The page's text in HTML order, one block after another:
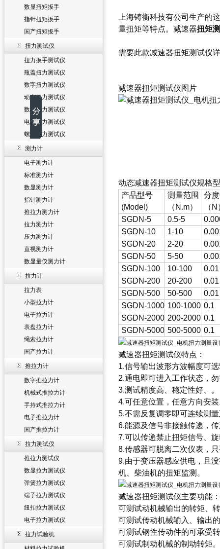
数显扭矩扳手
指针扭矩扳手
国产扭矩扳手
扭力测试仪
扭力扳手测试仪
瓶盖扭力测试仪
数字扭力测试仪
动态扭力测试仪
数显扭力测试仪
电批扭力测试仪
螺丝扭力测试仪
测力计
电子测力计
标准测力计
数显测力计
指针测力计
推拉力测力计
拉力测力计
压力测力计
直视测力计
数显量仪测力计
拉力计
拉力表
小型拉力计
电子拉力计
表盘拉力计
绳索拉力计
国产拉力计
推拉力计
数字推拉力计
机械式推拉力计
手持式推拉力计
电子推拉力计
国产推拉力计
拉力测试仪
推拉力测试仪
数显拉力测试仪
弹簧拉力测试仪
端子拉力测试仪
纽扣拉力测试仪
电子拉力测试仪
拉力试验机
上海铸衡科技有公司生产的
量扭矩等特点。 减速器扭矩
需要此款减速器扭矩测试仪
减速器扭矩测试仪图片
动态减速器扭矩测试仪规格
产品型号
(Model)
测量范围
（N.m）
分
（
SGDN-5
0.5-5
SGDN-10
1-10
SGDN-20
2-20
SGDN-50
5-50
SGDN-100
10-100
0.01
SGDN-200
20-200
0.01
SGDN-500
50-500
0.01
SGDN-1000 100-1000 0.1
SGDN-2000 200-2000 0.1
SGDN-5000 500-5000 0.1
减速器扭矩测试仪特点：
1.信号输出波形方波幅度可
2.通电即可进入工作状态，
3.测试精度高、稳定性好、。
4.可任意位置，任意方向安
5.不需反复调零即可连续测
6.能源及信号非接触传递，
7.可以传递禁止扭矩信号、
8.传感器可脱离二次仪表，
9.由于变压器感应供电，且
机、柴油机的扭矩监测。
减速器扭矩测试仪主要功能：
可测试动机械输出的转矩、
可测试传动机械输入、输出
可测试钢性传动件的可承受
可测试制动机械的制动转矩